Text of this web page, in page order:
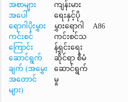
အစာများ
အပေါ်
ရောဂါပိုးမွှား
ကင်းစင်
ကြောင်း
ဆောင်ရွက်
ချက် (အမွှေး
အတောင်
များ)
ကျန်းမား
ရေးနှင့်ပို
မွှားရောဂါ
ကင်းစင်သ
န့်ရှင်းရေး
ဆိုင်ရာ စီမံ
ဆောင်ရွက်
မှု
A86